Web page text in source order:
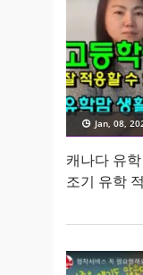
Jan, 08,
캐나다 유
조기 유학